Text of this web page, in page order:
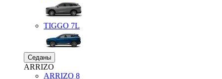
TIGGO 7L
Седаны
ARRIZO
ARRIZO 8